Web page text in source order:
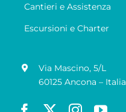
Cantieri e Assistenza
Escursioni e Charter
Via Mascino, 5/L
60125 Ancona – Italia